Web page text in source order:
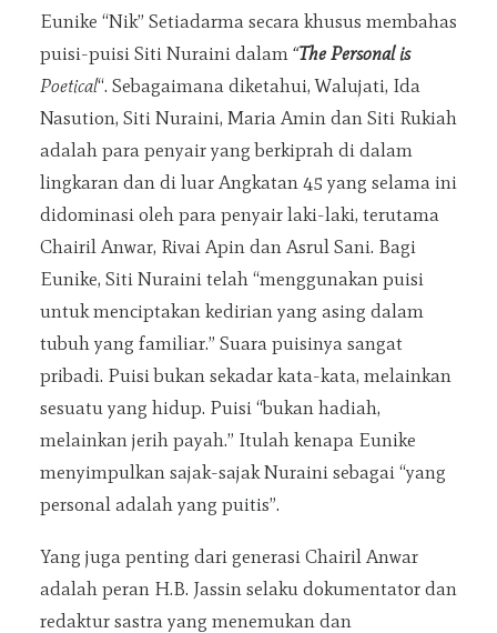
Eunike “Nik” Setiadarma secara khusus membahas
puisi-puisi Siti Nuraini dalam “The Personal is
Poetical“. Sebagaimana diketahui, Walujati, Ida
Nasution, Siti Nuraini, Maria Amin dan Siti Rukiah
adalah para penyair yang berkiprah di dalam
lingkaran dan di luar Angkatan 45 yang selama ini
didominasi oleh para penyair laki-laki, terutama
Chairil Anwar, Rivai Apin dan Asrul Sani. Bagi
Eunike, Siti Nuraini telah “menggunakan puisi
untuk menciptakan kedirian yang asing dalam
tubuh yang familiar.” Suara puisinya sangat
pribadi. Puisi bukan sekadar kata-kata, melainkan
sesuatu yang hidup. Puisi “bukan hadiah,
melainkan jerih payah.” Itulah kenapa Eunike
menyimpulkan sajak-sajak Nuraini sebagai “yang
personal adalah yang puitis”.
Yang juga penting dari generasi Chairil Anwar
adalah peran H.B. Jassin selaku dokumentator dan
redaktur sastra yang menemukan dan